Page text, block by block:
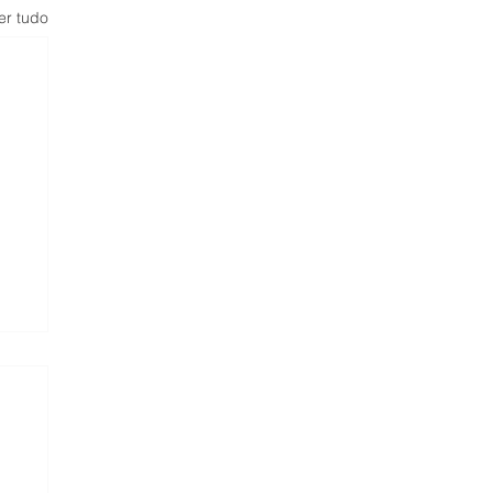
tudo